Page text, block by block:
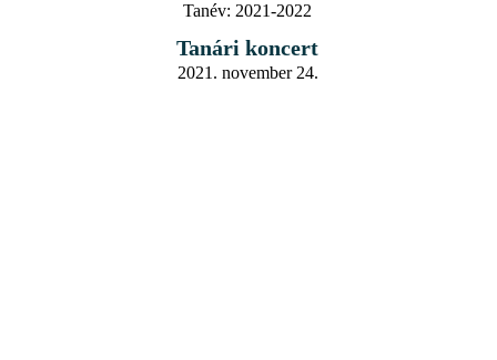
Tanév: 2021-2022
Tanári koncert
2021. november 24.